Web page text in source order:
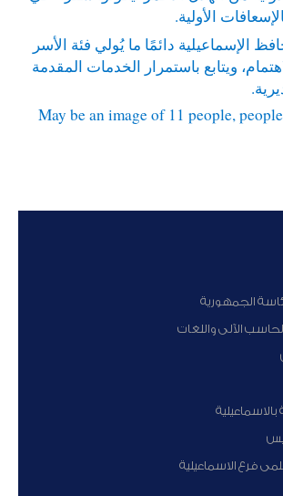
الأولية.
الإسماعيلية دائمًا ما يُولي فئة الأسر
ويتابع باستمرار الخدمات المقدمة
الجمهورية
الآلى واللغات
فرع الاسماعيلية